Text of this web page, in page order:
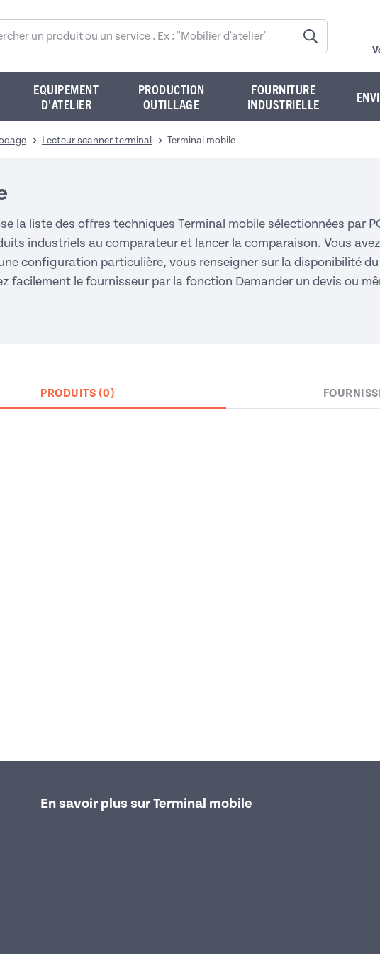
EQUIPEMENT
D'ATELIER
PRODUCTION
OUTILLAGE
FOURNITURE
INDUSTRIELLE
Lecteur scanner terminal Terminal mobile
la liste des offres techniques Terminal mobile sélectionnées par
industriels au comparateur et lancer la comparaison. Vous
configuration particulière, vous renseigner sur la disponibilité
facilement le fournisseur par la fonction Demander un devis ou
PRODUITS (0)
En savoir plus sur Terminal mobile